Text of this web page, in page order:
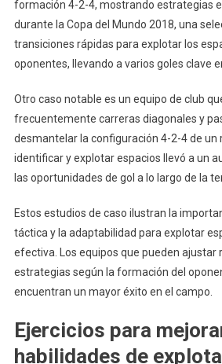
formación 4-2-4, mostrando estrategias
durante la Copa del Mundo 2018, una
transiciones rápidas para explotar los
oponentes, llevando a varios goles clave
Otro caso notable es un equipo de club
frecuentemente carreras diagonales y
desmantelar la configuración 4-2-4 de un
identificar y explotar espacios llevó a un
las oportunidades de gol a lo largo de la
Estos estudios de caso ilustran la
táctica y la adaptabilidad para explotar
efectiva. Los equipos que pueden ajustar
estrategias según la formación del
encuentran un mayor éxito en el campo.
Ejercicios para
habilidades de